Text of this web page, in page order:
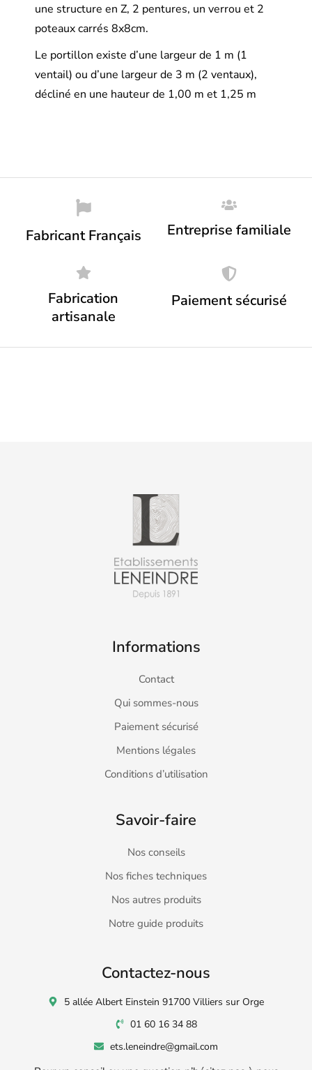
une structure en Z, 2 pentures, un verrou et 2
poteaux carrés 8x8cm.
Le portillon existe d’une largeur de 1 m (1
ventail) ou d’une largeur de 3 m (2 ventaux),
décliné en une hauteur de 1,00 m et 1,25 m
Fabricant Français Entreprise familiale
Fabrication
artisanale
Paiement sécurisé
Informations
Contact
Qui sommes-nous
Paiement sécurisé
Mentions légales
Conditions d’utilisation
Savoir-faire
Nos conseils
Nos fiches techniques
Nos autres produits
Notre guide produits
Contactez-nous
5 allée Albert Einstein 91700 Villiers sur Orge
01 60 16 34 88
ets.leneindre@gmail.com